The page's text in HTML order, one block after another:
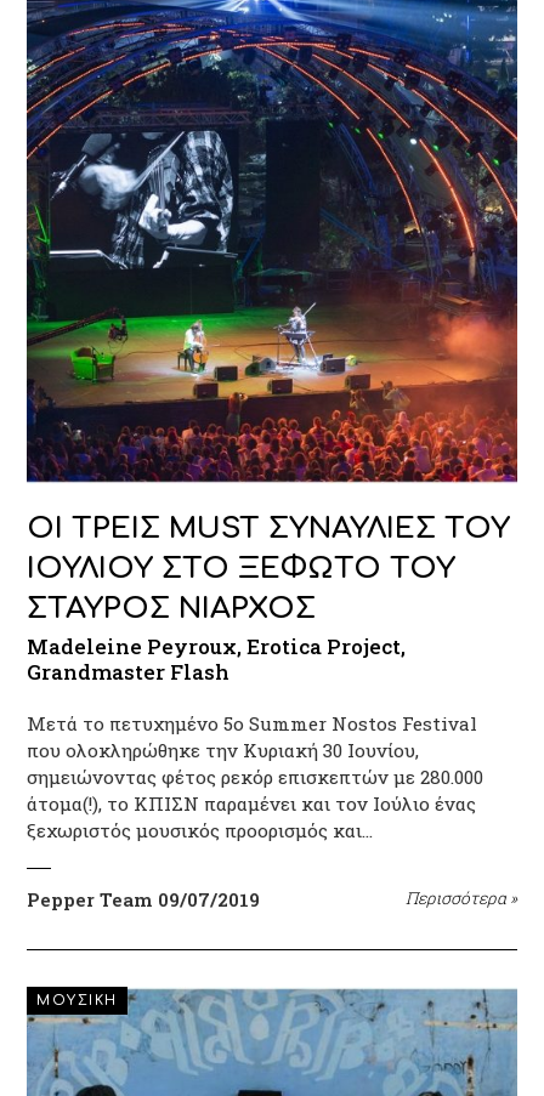
ΟΙ ΤΡΕΙΣ MUST ΣΥΝΑΥΛΙΕΣ ΤΟΥ
ΙΟΥΛΙΟΥ ΣΤΟ ΞΕΦΩΤΟ ΤΟΥ
ΣΤΑΥΡΟΣ ΝΙΑΡΧΟΣ
Madeleine Peyroux, Erotica Project,
Grandmaster Flash
Μετά το πετυχημένο 5ο Summer Nostos Festival
που ολοκληρώθηκε την Κυριακή 30 Ιουνίου,
σημειώνοντας φέτος ρεκόρ επισκεπτών με 280.000
άτομα(!), το ΚΠΙΣΝ παραμένει και τον Ιούλιο ένας
ξεχωριστός μουσικός προορισμός και…
Pepper Team 09/07/2019 Περισσότερα »
ΜΟΥΣΙΚΗ